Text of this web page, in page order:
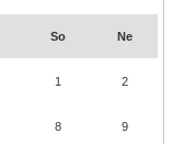
So Ne
1 2
8 9